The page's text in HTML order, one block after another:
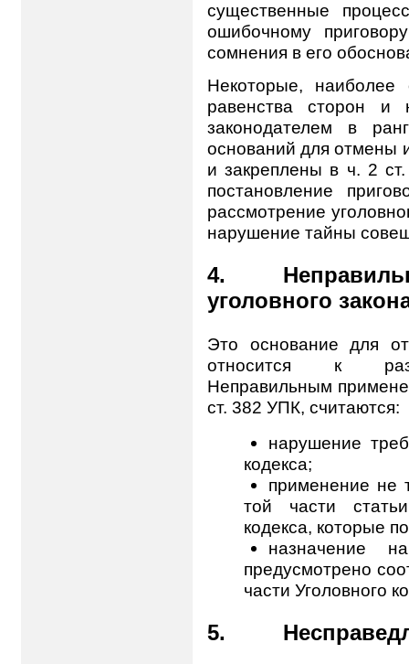
существенные
ошибочному
сомнения в его
Некоторые, наиболее
равенства сторон и
законодателем в
оснований для отмены
и закреплены в ч. 2
постановление
рассмотрение
нарушение тайны
4.
уголовного
Это основание для
относится к
Неправильным
ст. 382 УПК, считаются:
нарушение
кодекса;
применение не
той части
кодекса, которые
назначение
предусмотрено
части Уголовного
5.